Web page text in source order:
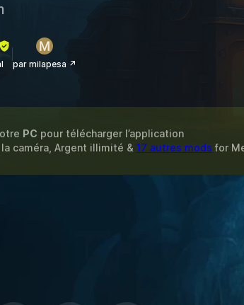
par milapesa ↗
PC pour télécharger l’application
caméra, Argent illimité & 17 autres mods for